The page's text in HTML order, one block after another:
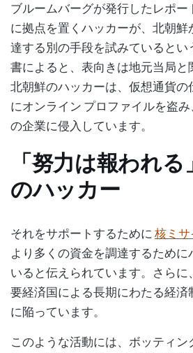
ブルームバーグが発行したレポ
に拠点を置くハッカーが、北朝
達する別の手段を試みているとい
書によると、表向きは地元当局と
北朝鮮のハッカーは、仮想通貨の
にオンライン プロファイルを盗
の企業に侵入しています。
「努力は報われ
のハッカー
それをサポートするために核ミ
より多くの資金を調達するため
いると伝えられています。さら
要経済国による長期にわたる経
に陥っています。
このような活動には、ボッティン